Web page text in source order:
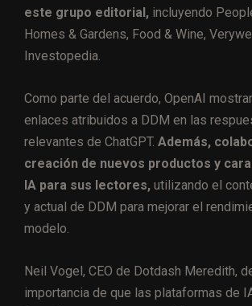
este grupo editorial, incluyendo
Homes & Gardens, Food & Wine,
Investopedia.
Como parte del acuerdo, OpenAI
enlaces atribuidos a DDM en las
relevantes de ChatGPT. Además,
creación de nuevos productos y
IA para sus lectores, utilizando el
y actual de DDM para mejorar el
modelo.
Neil Vogel, CEO de Dotdash Meredith,
importancia de que las plataformas de